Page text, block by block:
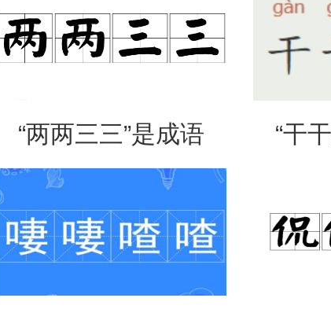
么意思？出自哪里？ 法
“两两三三”是成语 “干